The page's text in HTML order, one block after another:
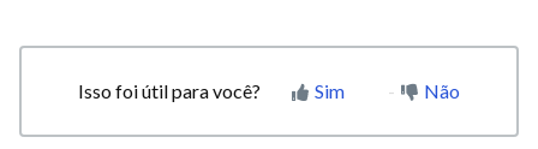
Isso foi útil para você? Sim Não